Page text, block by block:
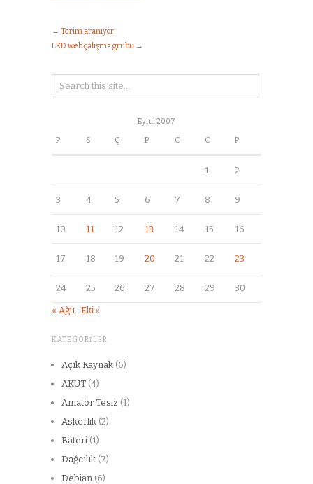
← Terim aranıyor
LKD web çalışma grubu →
Eylül 2007
P S Ç P C C P
1 2
3 4 5 6 7 8 9
10 11 12 13 14 15 16
17 18 19 20 21 22 23
24 25 26 27 28 29 30
« Ağu Eki »
KATEGORILER
Açık Kaynak (6)
AKUT (4)
Amatör Tesiz (1)
Askerlik (2)
Bateri (1)
Dağcılık (7)
Debian (6)